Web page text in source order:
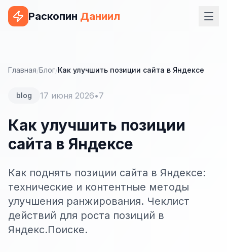
Раскопин Даниил
ВЕБ-РАЗРАБОТКА
Сайт на Tilda
Сайт на OpenCart
Сайт на Bitrix24
Сайт на ModX
Сайт на Joomla
Сайт на Laravel
Главная/Блог/Как улучшить позиции сайта в Яндексе
blog 17 июня 2026•7
Как улучшить позиции
сайта в Яндексе
Как поднять позиции сайта в Яндексе:
технические и контентные методы
улучшения ранжирования. Чеклист
действий для роста позиций в
Яндекс.Поиске.